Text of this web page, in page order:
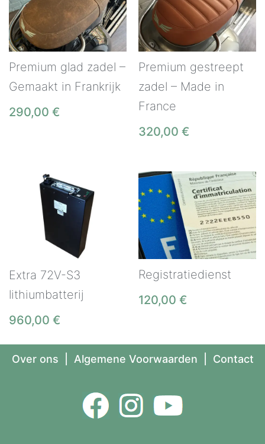
Premium glad zadel –
Gemaakt in Frankrijk
290,00 €
Premium gestreept
zadel – Made in
France
320,00 €
Extra 72V-S3
lithiumbatterij
960,00 €
Registratiedienst
120,00 €
Over ons Algemene Voorwaarden Contact